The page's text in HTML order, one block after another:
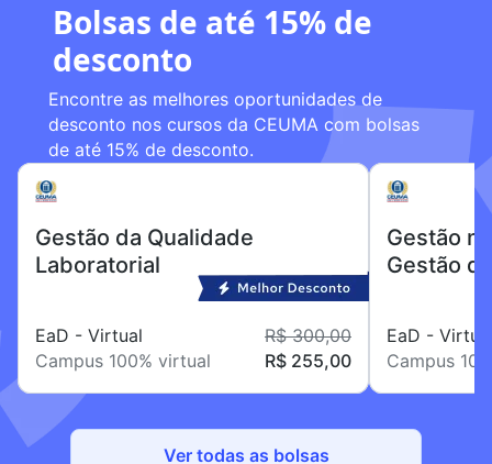
Bolsas de até 15% de
desconto
Encontre as melhores oportunidades de
desconto nos cursos da CEUMA com bolsas
de até 15% de desconto.
Gestão da Qualidade
Laboratorial
EaD - Virtual
Campus 100% virtual
R$ 300,00
R$ 255,00
Gestão
Gestão
EaD -
Campus
Ver todas as bolsas